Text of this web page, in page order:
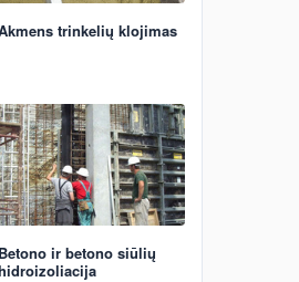
trinkelių klojimas
Betono ir betono siūlių